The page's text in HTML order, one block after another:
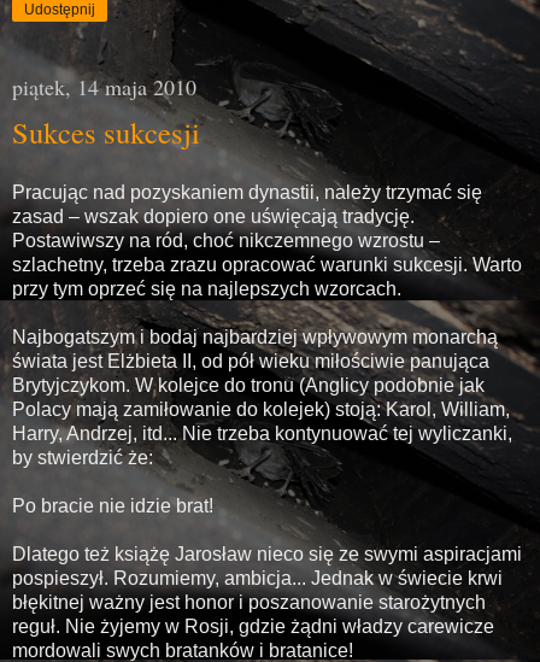
Udostępnij
piątek, 14 maja 2010
Sukces sukcesji
Pracując nad pozyskaniem dynastii, należy trzymać się
zasad – wszak dopiero one uświęcają tradycję.
Postawiwszy na ród, choć nikczemnego wzrostu –
szlachetny, trzeba zrazu opracować warunki sukcesji. Warto
przy tym oprzeć się na najlepszych wzorcach.
Najbogatszym i bodaj najbardziej wpływowym monarchą
świata jest Elżbieta II, od pół wieku miłościwie panująca
Brytyjczykom. W kolejce do tronu (Anglicy podobnie jak
Polacy mają zamiłowanie do kolejek) stoją: Karol, William,
Harry, Andrzej, itd... Nie trzeba kontynuować tej wyliczanki,
by stwierdzić że:
Po bracie nie idzie brat!
Dlatego też książę Jarosław nieco się ze swymi aspiracjami
pospieszył. Rozumiemy, ambicja... Jednak w świecie krwi
błękitnej ważny jest honor i poszanowanie starożytnych
reguł. Nie żyjemy w Rosji, gdzie żądni władzy carewicze
mordowali swych bratanków i bratanice!